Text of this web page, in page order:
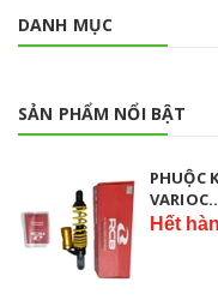
DANH MỤC
SẢN PHẨM NỔI BẬT
PHUỘC
Hết